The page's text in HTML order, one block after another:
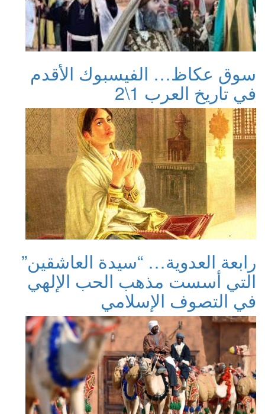
سوق عكاظ… الفيسبوك الأقدم
في تاريخ العرب 1\2
رابعة العدوية… “سيدة العاشقين”
التي أسست مذهب الحب الإلهي
في التصوف الإسلامي